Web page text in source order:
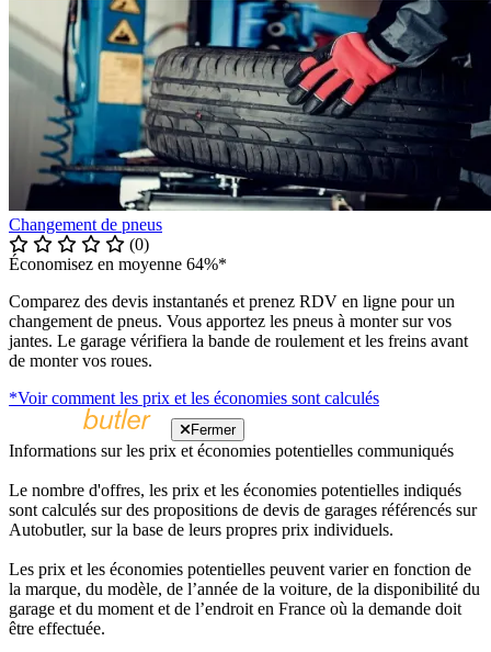
Changement de pneus
(0)
Économisez en moyenne 64%*
Comparez des devis instantanés et prenez RDV en ligne pour un
changement de pneus. Vous apportez les pneus à monter sur vos
jantes. Le garage vérifiera la bande de roulement et les freins avant
de monter vos roues.
*Voir comment les prix et les économies sont calculés
Fermer
Informations sur les prix et économies potentielles communiqués
Le nombre d'offres, les prix et les économies potentielles indiqués
sont calculés sur des propositions de devis de garages référencés sur
Autobutler, sur la base de leurs propres prix individuels.
Les prix et les économies potentielles peuvent varier en fonction de
la marque, du modèle, de l’année de la voiture, de la disponibilité du
garage et du moment et de l’endroit en France où la demande doit
être effectuée.